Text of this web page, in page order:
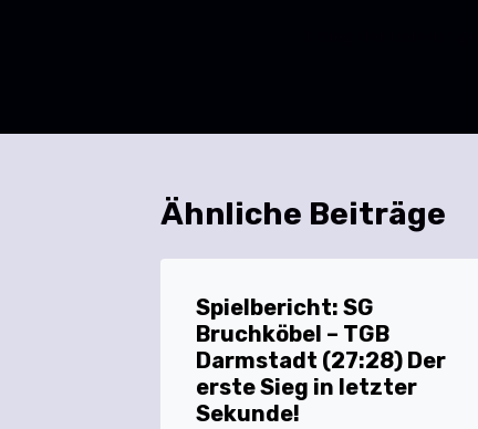
Ähnliche Beiträge
Spielbericht: SG
Bruchköbel – TGB
Darmstadt (27:28) Der
erste Sieg in letzter
Sekunde!